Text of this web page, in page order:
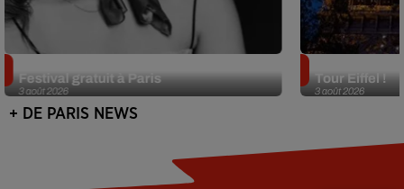
3 août 2026
Festival gratuit à Paris
3 août 2026
Tour Eiffel !
+ DE PARIS NEWS